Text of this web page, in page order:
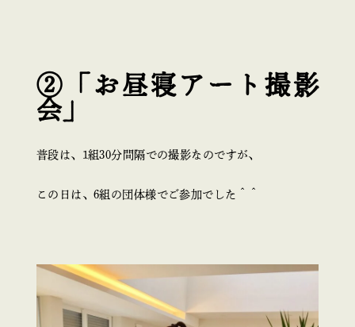
②「お昼寝アート撮影
会」
普段は、1組30分間隔での撮影なのですが、
この日は、6組の団体様でご参加でした＾＾